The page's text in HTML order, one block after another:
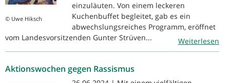
© Uwe Hiksch
einzuläuten. Von einem leckeren
Kuchenbuffet begleitet, gab es ein
abwechslungsreiches Programm, eröffnet
vom Landesvorsitzenden Gunter Strüven...
Weiterlesen
Aktionswochen gegen Rassismus